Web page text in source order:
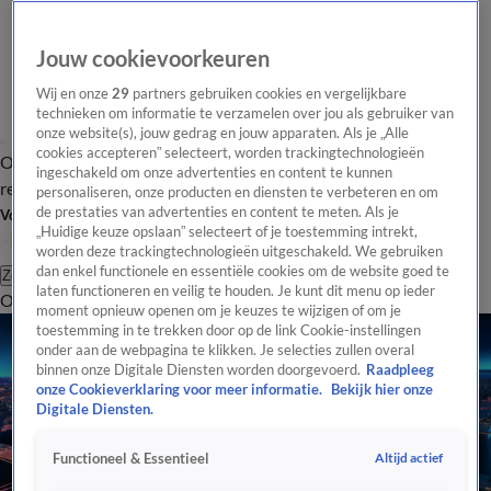
Overzicht Laatste nieuws Regionieuws Het beste van Hart
Tip de
redactie
Volg Hart van Nederland
Zoeken
OverzichtRegioUitzendingenWeerTip de redactiePanelVideo's
Jouw cookievoorkeuren
Wij en onze29 partners gebruiken cookies en vergelijkbare
technieken om informatie te verzamelen over jou als gebruiker van
onze website(s), jouw gedrag en jouw apparaten. Als je „Alle
cookies accepteren” selecteert, worden trackingtechnologieën
ingeschakeld om onze advertenties en content te kunnen
personaliseren, onze producten en diensten te verbeteren en om
de prestaties van advertenties en content te meten. Als je
„Huidige keuze opslaan” selecteert of je toestemming intrekt,
worden deze trackingtechnologieën uitgeschakeld. We gebruiken
dan enkel functionele en essentiële cookies om de website goed te
laten functioneren en veilig te houden. Je kunt dit menu op ieder
moment opnieuw openen om je keuzes te wijzigen of om je
toestemming in te trekken door op de link Cookie-instellingen
onder aan de webpagina te klikken. Je selecties zullen overal
binnen onze Digitale Diensten worden doorgevoerd. Raadpleeg
onze Cookieverklaring voor meer informatie.
Bekijk hier onze
Digitale Diensten.
Functioneel & Essentieel Altijd actief